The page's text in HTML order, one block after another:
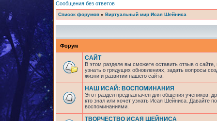
Сообщения без ответов
Список форумов » Виртуальный мир Исая Шейниса
Форум
САЙТ
В этом разделе вы сможете оставить отзыв о
узнать о грядущих обновлениях, задать вопросы
жизни и развитии нашего сайта.
НАШ ИСАЙ: ВОСПОМИНАНИЯ
Этот раздел предназначен для общения учеников,
кто знал или хочет узнать Исая Шейниса. Давайте
воспоминаниями.
ТВОРЧЕСТВО ИСАЯ ШЕЙНИСА